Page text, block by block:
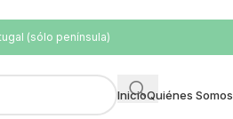
(sólo península)
InicioQuiénes Somos